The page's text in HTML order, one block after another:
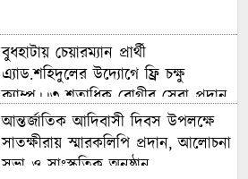
করার আহ্বান
বুধহাটায় চেয়ারম্যান প্রার্থী
এ্যাড.শহিদুলের উদ্যোগে ফ্রি চক্ষু
ক্যাম্প।।৩ শতাধিক রোগীর সেবা প্রদান
আন্তর্জাতিক আদিবাসী দিবস উপলক্ষে
সাতক্ষীরায় স্মারকলিপি প্রদান, আলোচনা
সভা ও সাংস্কৃতিক অনুষ্ঠান